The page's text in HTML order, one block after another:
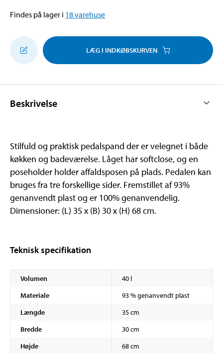
Findes på lager i 18varehuse
LÆG I INDKØBSKURVEN
Beskrivelse
Stilfuld og praktisk pedalspand der er velegnet i både
køkken og badeværelse. Låget har softclose, og en
poseholder holder affaldsposen på plads. Pedalen kan
bruges fra tre forskellige sider. Fremstillet af 93%
genanvendt plast og er 100% genanvendelig.
Dimensioner: (L) 35 x (B) 30 x (H) 68 cm.
Teknisk specifikation
Volumen
40 l
Materiale
93 % genanvendt plast
Længde
35 cm
Bredde
30 cm
Højde
68 cm